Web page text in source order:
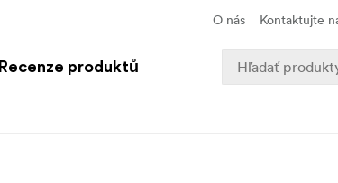
O nás Kontaktujte
Recenze produktů